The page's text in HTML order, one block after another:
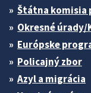
Štátna komisia
Okresné
Európske
Policajný zbor
Azyl a migrácia